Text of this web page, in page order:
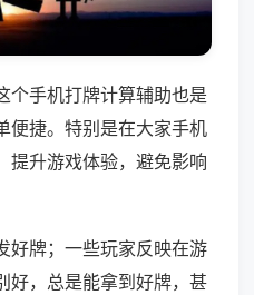
个手机打牌计算辅助也是
便捷。特别是在大家手机
提升游戏体验，避免影响
好牌；一些玩家反映在游
好，总是能拿到好牌，甚